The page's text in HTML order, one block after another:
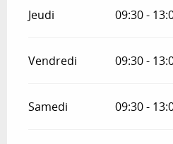
Jeudi 09:30 -
Vendredi 09:30 -
Samedi 09:30 -